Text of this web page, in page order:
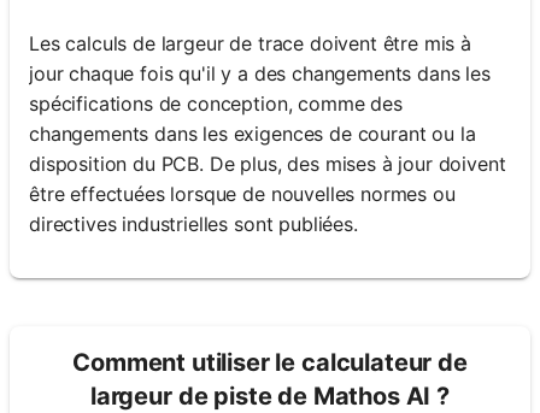
Les calculs de largeur de trace doivent être mis à
jour chaque fois qu'il y a des changements dans les
spécifications de conception, comme des
changements dans les exigences de courant ou la
disposition du PCB. De plus, des mises à jour doivent
être effectuées lorsque de nouvelles normes ou
directives industrielles sont publiées.
Comment utiliser le calculateur de
largeur de piste de Mathos AI ?